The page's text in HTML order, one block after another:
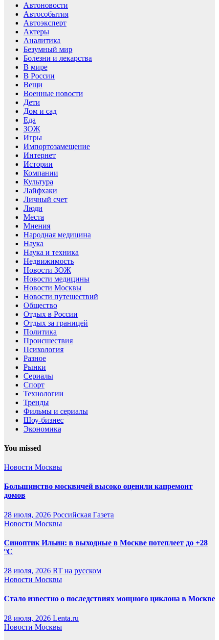
Автоновости
Автособытия
Автоэксперт
Актеры
Аналитика
Безумный мир
Болезни и лекарства
В мире
В России
Вещи
Военные новости
Дети
Дом и сад
Еда
ЗОЖ
Игры
Импортозамещение
Интернет
Истории
Компании
Культура
Лайфхаки
Личный счет
Люди
Места
Мнения
Народная медицина
Наука
Наука и техника
Недвижимость
Новости ЗОЖ
Новости медицины
Новости Москвы
Новости путешествий
Общество
Отдых в России
Отдых за границей
Политика
Происшествия
Психология
Разное
Рынки
Сериалы
Спорт
Технологии
Тренды
Фильмы и сериалы
Шоу-бизнес
Экономика
You missed
Новости Москвы
Большинство москвичей высоко оценили капремонт
домов
28 июля, 2026 Российская Газета
Новости Москвы
Синоптик Ильин: в выходные в Москве потеплеет до +28
°C
28 июля, 2026 RT на русском
Новости Москвы
Стало известно о последствиях мощного циклона в Москве
28 июля, 2026 Lenta.ru
Новости Москвы